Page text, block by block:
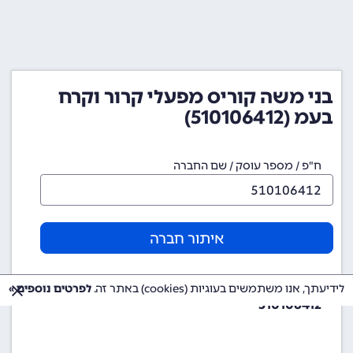
בני משה קוריס מפעלי קרור וקרח
בעמ (510106412)
ח"פ / מספר עוסק / שם החברה
איתור חברה
510106412
לידיעתך, אנו משתמשים בעוגיות (cookies) באתר זה. לפרטים נוספים »